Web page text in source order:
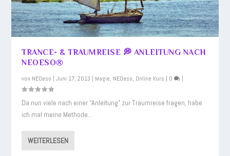
TRANCE- & TRAUMREISE 💭 ANLEITUNG NACH
NEOESO®
von NEOeso |Juni 17, 2013 | Magie, NEOeso, Online Kurs | 0 |
Da nun viele nach einer “Anleitung” zur Traumreise fragen, habe
ich mal meine Methode...
WEITERLESEN